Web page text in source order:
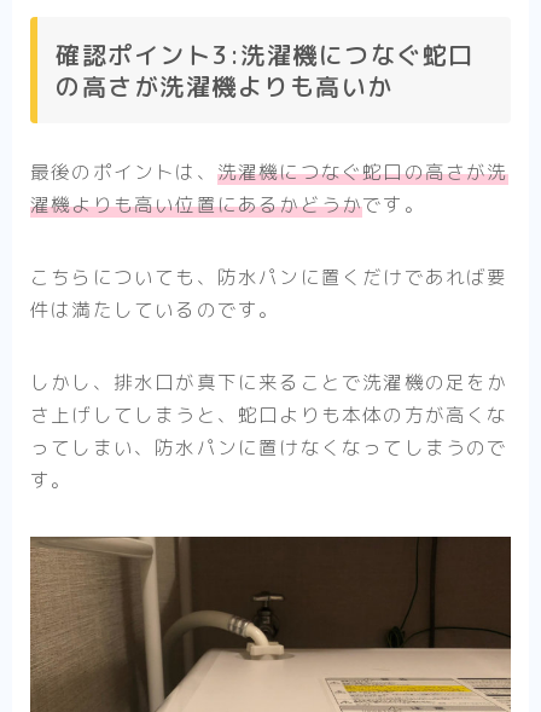
確認ポイント3:洗濯機につなぐ蛇口
の高さが洗濯機よりも高いか
最後のポイントは、 洗濯機につなぐ蛇口の高さが洗
濯機よりも高い位置にあるかどうかです。
こちらについても、防水パンに置くだけであれば要
件は満たしているのです。
しかし、排水口が真下に来ることで洗濯機の足をか
さ上げしてしまうと、蛇口よりも本体の方が高くな
ってしまい、防水パンに置けなくなってしまうので
す。